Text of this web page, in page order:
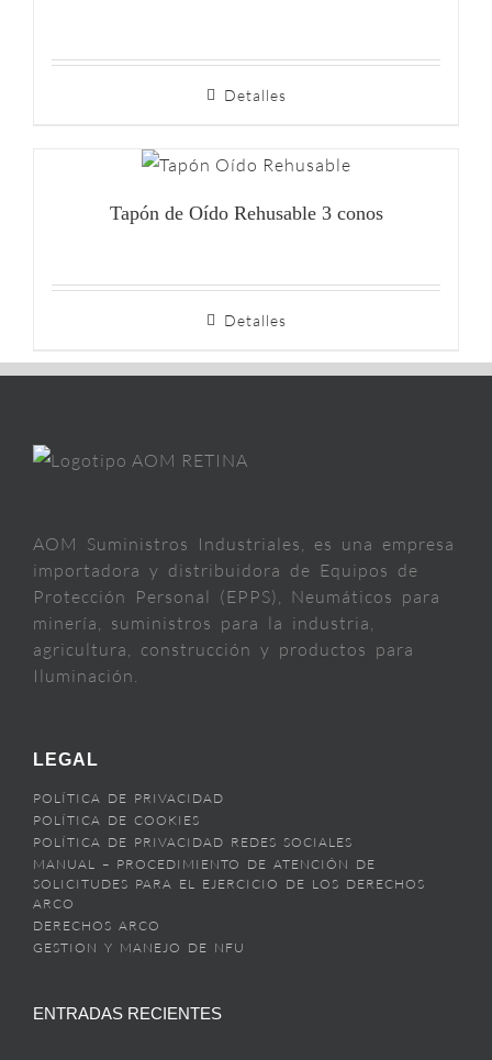
Detalles
Tapón de Oído Rehusable 3 conos
Detalles
AOM Suministros Industriales, es una empresa
importadora y distribuidora de Equipos de
Protección Personal (EPPS), Neumáticos para
minería, suministros para la industria,
agricultura, construcción y productos para
Iluminación.
LEGAL
POLÍTICA DE PRIVACIDAD
POLÍTICA DE COOKIES
POLÍTICA DE PRIVACIDAD REDES SOCIALES
MANUAL – PROCEDIMIENTO DE ATENCIÓN DE
SOLICITUDES PARA EL EJERCICIO DE LOS DERECHOS
ARCO
DERECHOS ARCO
GESTION Y MANEJO DE NFU
ENTRADAS RECIENTES